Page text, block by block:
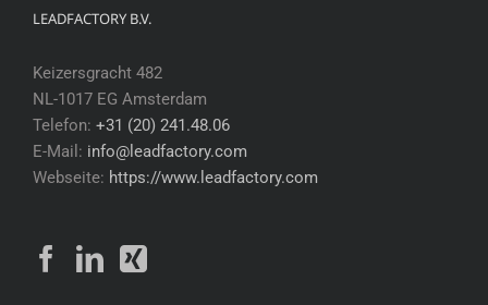
LEADFACTORY B.V.
Keizersgracht 482
NL-1017 EG Amsterdam
Telefon: +31 (20) 241.48.06
E-Mail: info@leadfactory.com
Webseite: https://www.leadfactory.com